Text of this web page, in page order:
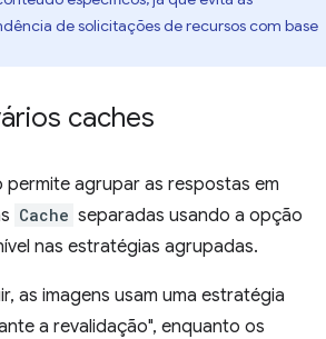
de solicitações de recursos com base
caches
permite agrupar as respostas em
Cache separadas usando a opção
nas estratégias agrupadas.
as imagens usam uma estratégia
a revalidação", enquanto os